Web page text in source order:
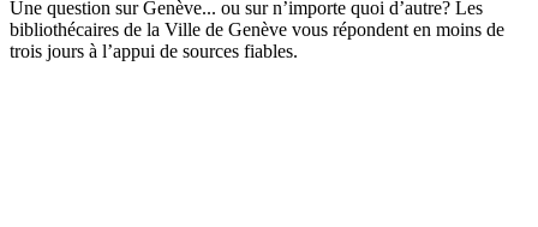
Une question sur Genève... ou sur n’importe quoi d’autre? Les
bibliothécaires de la Ville de Genève vous répondent en moins de
trois jours à l’appui de sources fiables.